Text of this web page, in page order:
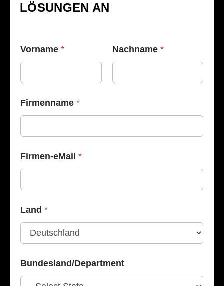
ÖSUNGEN AN
Vorname * Nachname *
Firmenname *
Firmen-eMail *
e
b
i
e
r
e
Land *
Bundesland/Department